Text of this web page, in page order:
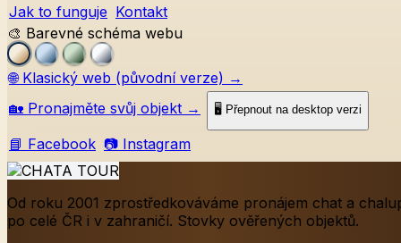
Jak to funguje Kontakt
🎨 Barevné schéma webu
🌐 Klasický web (původní verze) →
🏡 Pronajměte svůj objekt → 🖥️ Přepnout na desktop verzi
📘 Facebook 📷 Instagram
Od roku 2001 zprostředkováváme pronájem chat a
po celé ČR i v zahraničí. Stovky ověřených objektů.